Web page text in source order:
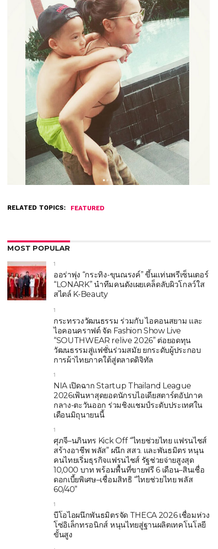
RELATED TOPICS: FEATURED
MOST POPULAR
1
ออร่าพุ่ง “กระทิง-ขุนณรงค์” ขึ้นแท่นพรีเซ็นเตอร์
“LONARK” นำทีมคนดังเผยเคล็ดลับผิวโกลว์ใส
สไตล์ K-Beauty
1
กระทรวงวัฒนธรรม ร่วมกับ ไอคอนสยาม และ
ไอคอนคราฟต์ จัด Fashion Show Live
“SOUTHWEAR relive 2026” ต่อยอดทุน
วัฒนธรรมสู่แฟชั่นร่วมสมัย ยกระดับผู้ประกอบ
การผ้าไทยภาคใต้สู่ตลาดดิจิทัล
1
NIA เปิดฉาก Startup Thailand League
2026เฟ้นหาสุดยอดนักรบไอเดียสตาร์ตอัปภาค
กลาง-ตะวันออก ร่วมชิงแชมป์ระดับประเทศใน
เดือนมิถุนายนนี้
1
ศุภจี–นภินทร Kick Off “ไทยช่วยไทย แฟรนไชส์
สร้างอาชีพ พลัส” ผนึก สสว. และพันธมิตร หนุน
คนไทยเริ่มธุรกิจแฟรนไชส์ รัฐช่วยจ่ายสูงสุด
10,000 บาท พร้อมพื้นที่ขายฟรี 6 เดือน–สินเชื่อ
ดอกเบี้ยพิเศษ–เชื่อมสิทธิ “ไทยช่วยไทย พลัส
60/40”
1
บีโอไอผนึกพันธมิตรจัด THECA 2026 เชื่อมห่วง
โซ่อิเล็กทรอนิกส์ หนุนไทยสู่ฐานผลิตเทคโนโลยี
ขั้นสูง